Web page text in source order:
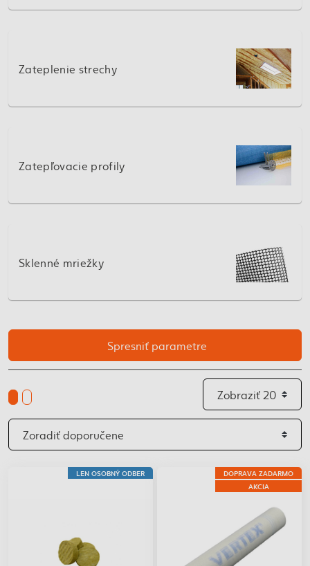
Zateplenie strechy
Zatepľovacie profily
Sklenné mriežky
Spresniť parametre
LEN OSOBNÝ ODBER
DOPRAVA ZADARMO
AKCIA